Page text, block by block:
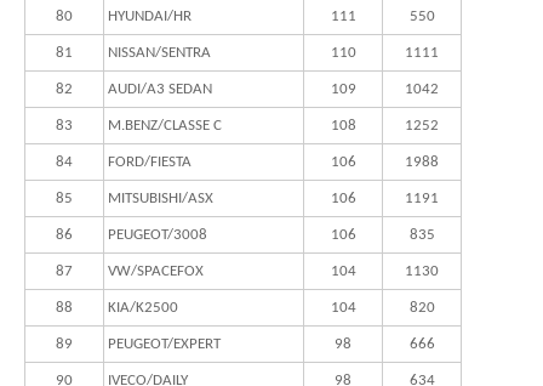
80 HYUNDAI/HR 111 550
81 NISSAN/SENTRA 110 1111
82 AUDI/A3 SEDAN 109 1042
83 M.BENZ/CLASSE C 108 1252
84 FORD/FIESTA 106 1988
85 MITSUBISHI/ASX 106 1191
86 PEUGEOT/3008 106 835
87 VW/SPACEFOX 104 1130
88 KIA/K2500 104 820
89 PEUGEOT/EXPERT 98 666
90 IVECO/DAILY 98 634